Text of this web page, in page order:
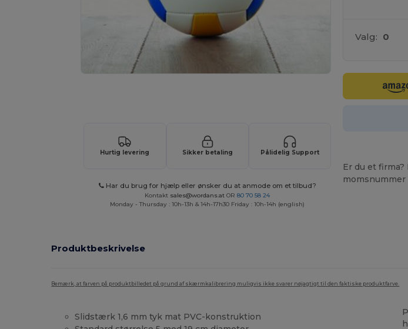
Hurtig levering Sikker betaling Pålidelig Support
Har du brug for hjælp eller ønsker du at anmode om et tilbud?
Kontakt sales@wordans.at OR80 70 58 24
Monday - Thursday : 10h-13h & 14h-17h30 Friday : 10h-14h (english)
Valg: 0
Er du et
Produktbeskrivelse
Bemærk, at farven på produktbilledet på grund af skærmkalibrering muligvis ikke svarer nøjagtigt til den faktiske produktfarve.
Slidstærk 1,6 mm tyk mat PVC-konstruktion